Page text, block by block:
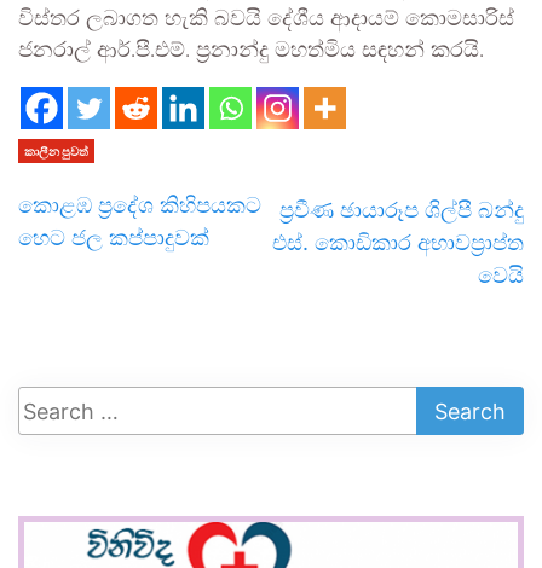
විස්තර ලබාගත හැකි බවයි දේශීය ආදායම් කොමසාරිස්
ජනරාල් ආර්.පී.එම්. ප්‍රනාන්දු මහත්මිය සඳහන් කරයි.
කාලීන පුවත්
කොළඹ ප්‍රදේශ කිහිපයකට
හෙට ජල කප්පාදුවක්
ප්‍රවීණ ඡායාරූප ශිල්පී බන්දු
එස්. කොඩිකාර අභාවප්‍රාප්ත
වෙයි